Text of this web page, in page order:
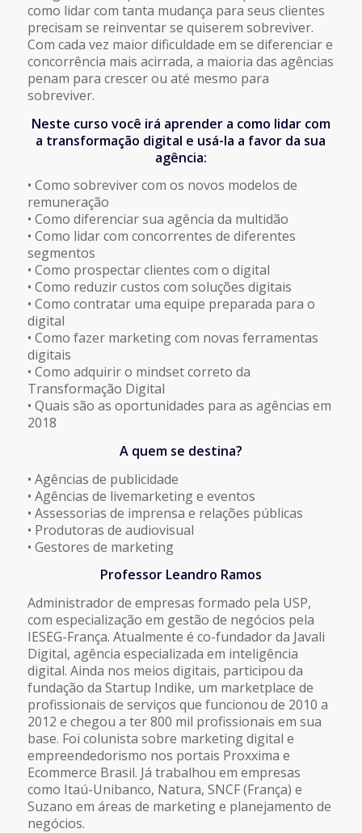
como lidar com tanta mudança para seus clientes
precisam se reinventar se quiserem sobreviver.
Com cada vez maior dificuldade em se diferenciar e
concorrência mais acirrada, a maioria das agências
penam para crescer ou até mesmo para
sobreviver.
Neste curso você irá aprender a como lidar com
a transformação digital e usá-la a favor da sua
agência:
• Como sobreviver com os novos modelos de
remuneração
• Como diferenciar sua agência da multidão
• Como lidar com concorrentes de diferentes
segmentos
• Como prospectar clientes com o digital
• Como reduzir custos com soluções digitais
• Como contratar uma equipe preparada para o
digital
• Como fazer marketing com novas ferramentas
digitais
• Como adquirir o mindset correto da
Transformação Digital
• Quais são as oportunidades para as agências em
2018
A quem se destina?
• Agências de publicidade
• Agências de livemarketing e eventos
• Assessorias de imprensa e relações públicas
• Produtoras de audiovisual
• Gestores de marketing
Professor Leandro Ramos
Administrador de empresas formado pela USP,
com especialização em gestão de negócios pela
IESEG-França. Atualmente é co-fundador da Javali
Digital, agência especializada em inteligência
digital. Ainda nos meios digitais, participou da
fundação da Startup Indike, um marketplace de
profissionais de serviços que funcionou de 2010 a
2012 e chegou a ter 800 mil profissionais em sua
base. Foi colunista sobre marketing digital e
empreendedorismo nos portais Proxxima e
Ecommerce Brasil. Já trabalhou em empresas
como Itaú-Unibanco, Natura, SNCF (França) e
Suzano em áreas de marketing e planejamento de
negócios.